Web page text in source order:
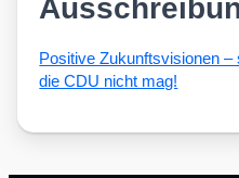
Posi­ti­ve Zukunfts­vi­sio­nen
die CDU nicht mag!